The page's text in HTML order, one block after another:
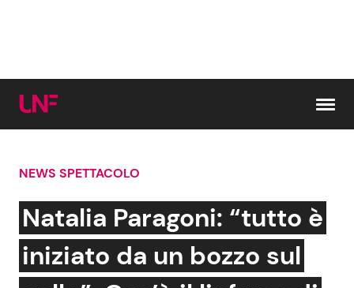
Cerca:
News e Cronaca
Attualità Italiana
Gossip e TV
Bellezze VIP
NEWS SPETTACOLO
Natalia Paragoni: “tutto è
iniziato da un bozzo sul